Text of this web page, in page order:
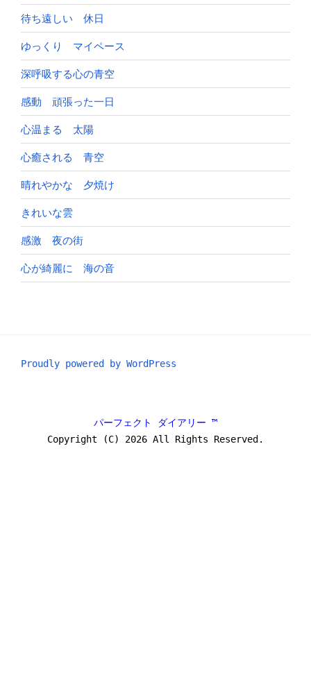
待ち遠しい 休日
ゆっくり マイペース
深呼吸する心の青空
感動 頑張った一日
心温まる 太陽
心癒される 青空
晴れやかな 夕焼け
きれいな雲
感激 夜の街
心が綺麗に 海の音
Proudly powered by WordPress
パーフェクト ダイアリー ™
Copyright (C) 2026 All Rights Reserved.